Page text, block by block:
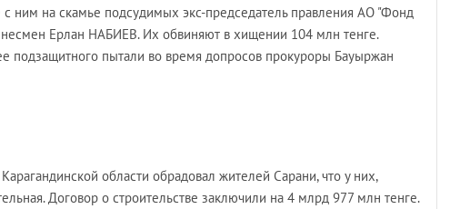
ним на скамье подсудимых экс-председатель правления АО "Фонд
Ерлан НАБИЕВ. Их обвиняют в хищении 104 млн тенге.
подзащитного пытали во время допросов прокуроры Бауыржан
области обрадовал жителей Сарани, что у них,
Договор о строительстве заключили на 4 млрд 977 млн тенге.